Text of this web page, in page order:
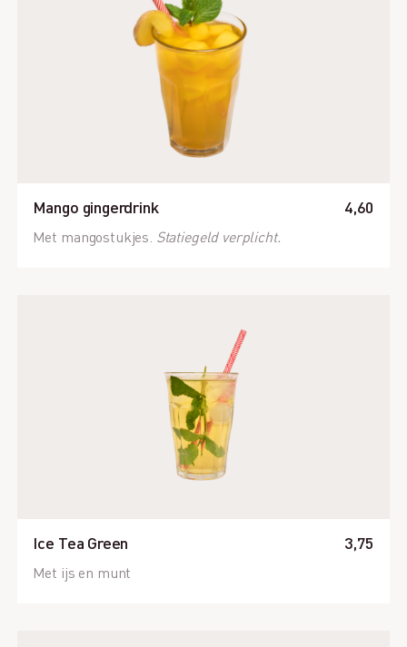
Mango gingerdrink 4,60
Met mangostukjes. Statiegeld verplicht.
Ice Tea Green 3,75
Met ijs en munt